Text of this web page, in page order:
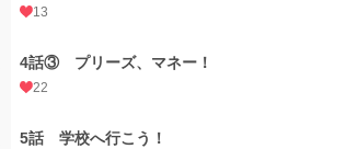
13
4話③ プリーズ、マネー！
22
5話 学校へ行こう！